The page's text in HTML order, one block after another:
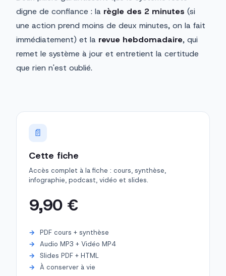
digne de confiance : la règle des 2 minutes (si
une action prend moins de deux minutes, on la fait
immédiatement) et la revue hebdomadaire, qui
remet le système à jour et entretient la certitude
que rien n'est oublié.
📄
Cette fiche
Accès complet à la fiche : cours, synthèse,
infographie, podcast, vidéo et slides.
9,90 €
PDF cours + synthèse
Audio MP3 + Vidéo MP4
Slides PDF + HTML
À conserver à vie